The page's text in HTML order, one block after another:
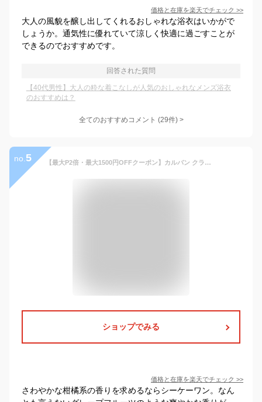
価格と在庫を楽天でチェック >>
大人の風貌を醸し出してくれるおしゃれな浴衣はいかがで
しょうか。通気性に優れていて涼しく快適に過ごすことが
できるのでおすすめです。
回答された質問
【40代男性】大人の粋な着こなしが人気のおしゃれなメンズ浴衣
のおすすめは？
全てのおすすめコメント (29件) >
no. 5 【最大P2倍・最大1500円OFFクーポン】カルバン クライン CALVIN KLEIN シーケーワン CK1 EDT SP 100ml【送料無料】【新旧パッケージ混在】【当日発送_お休み中】【香水 メンズ レディース】【EARTH】【人気 ブランド ギフト 誕生日 プレゼント】
ショップでみる
価格と在庫を楽天でチェック >>
さわやかな柑橘系の香りを求めるならシーケーワン。なん